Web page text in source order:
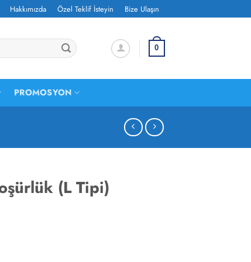
Hakkımızda Özel Teklif İsteyin Bize Ulaşın
0
PROMOSYON
(L Tipi)